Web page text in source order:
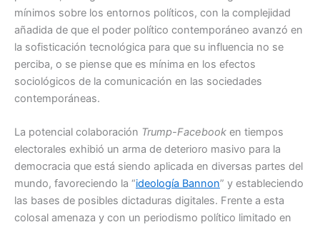
mínimos sobre los entornos políticos, con la complejidad
añadida de que el poder político contemporáneo avanzó en
la sofisticación tecnológica para que su influencia no se
perciba, o se piense que es mínima en los efectos
sociológicos de la comunicación en las sociedades
contemporáneas.
La potencial colaboración Trump-Facebook en tiempos
electorales exhibió un arma de deterioro masivo para la
democracia que está siendo aplicada en diversas partes del
mundo, favoreciendo la “ideología Bannon” y estableciendo
las bases de posibles dictaduras digitales. Frente a esta
colosal amenaza y con un periodismo político limitado en